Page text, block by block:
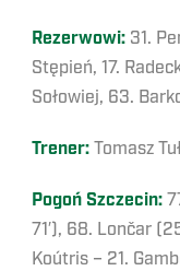
Rezerwowi: 31.
Stępień, 17.
Sołowiej, 63.
Trener: Tomasz
Pogoń Szczecin:
71′), 68. Lončar
Koútris – 21.